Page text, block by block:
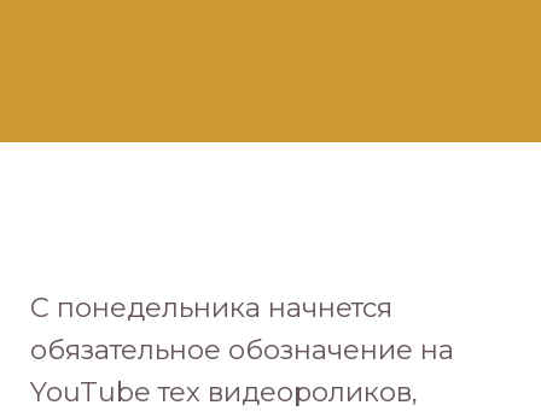
С понедельника начнется
обязательное обозначение на
YouTube тех видеороликов,